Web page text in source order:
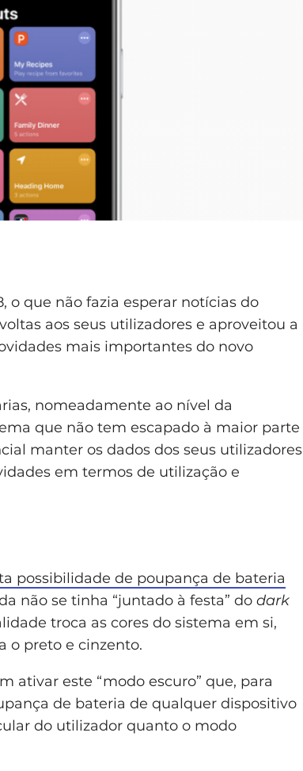
o que não fazia esperar notícias do
aos seus utilizadores e aproveitou a
mais importantes do novo
nomeadamente ao nível da
que não tem escapado à maior parte
manter os dados dos seus utilizadores
em termos de utilização e
possibilidade de poupança de bateria
não se tinha “juntado à festa” do dark
troca as cores do sistema em si,
o preto e cinzento.
ativar este “modo escuro” que, para
de bateria de qualquer dispositivo
do utilizador quanto o modo